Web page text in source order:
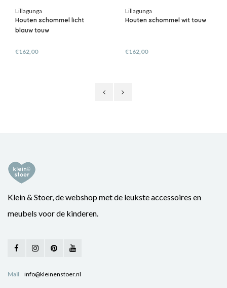
Lillagunga
Houten schommel licht
blauw touw
€162,00
Lillagunga
Houten schommel wit touw
€162,00
Klein & Stoer, de webshop met de leukste accessoires en
meubels voor de kinderen.
Mail info@kleinenstoer.nl